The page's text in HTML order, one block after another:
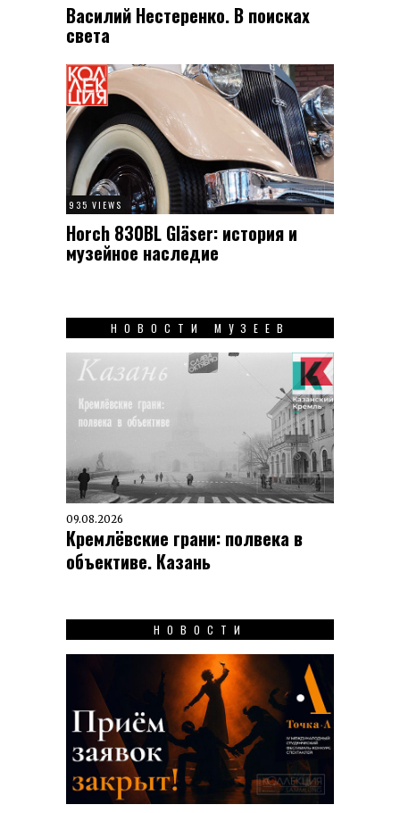
Василий Нестеренко. В поисках
света
935 VIEWS
Horch 830BL Gläser: история и
музейное наследие
НОВОСТИ МУЗЕЕВ
09.08.2026
Кремлёвские грани: полвека в
объективе. Казань
НОВОСТИ